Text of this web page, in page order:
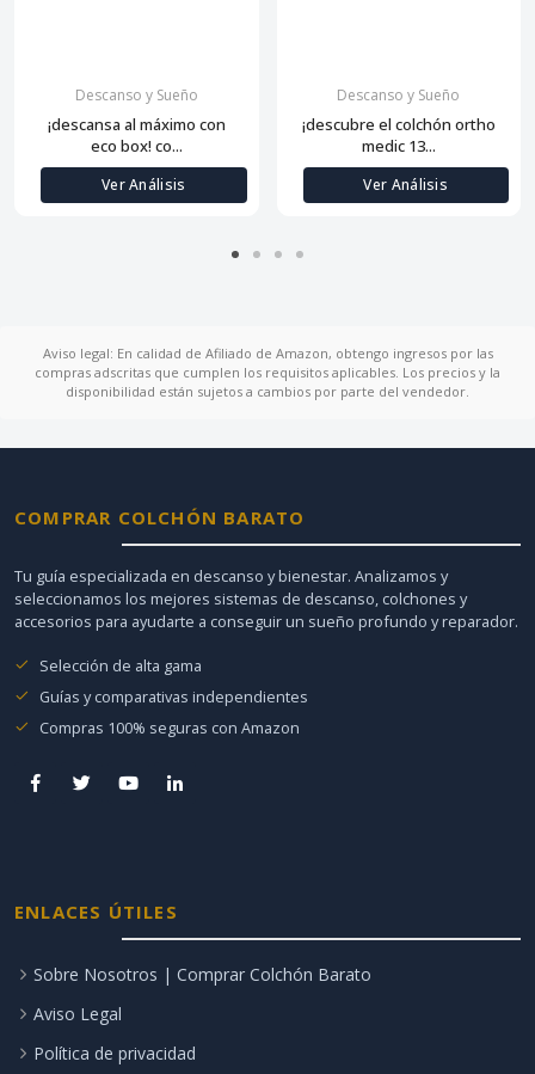
Descanso y Sueño
¡descansa al máximo con
eco box! co...
Ver Análisis
Descanso y Sueño
¡descubre el colchón ortho
medic 13...
Ver Análisis
Aviso legal: En calidad de Afiliado de Amazon, obtengo ingresos por las
compras adscritas que cumplen los requisitos aplicables. Los precios y la
disponibilidad están sujetos a cambios por parte del vendedor.
COMPRAR COLCHÓN BARATO
Tu guía especializada en descanso y bienestar. Analizamos y
seleccionamos los mejores sistemas de descanso, colchones y
accesorios para ayudarte a conseguir un sueño profundo y reparador.
Selección de alta gama
Guías y comparativas independientes
Compras 100% seguras con Amazon
ENLACES ÚTILES
Sobre Nosotros | Comprar Colchón Barato
Aviso Legal
Política de privacidad